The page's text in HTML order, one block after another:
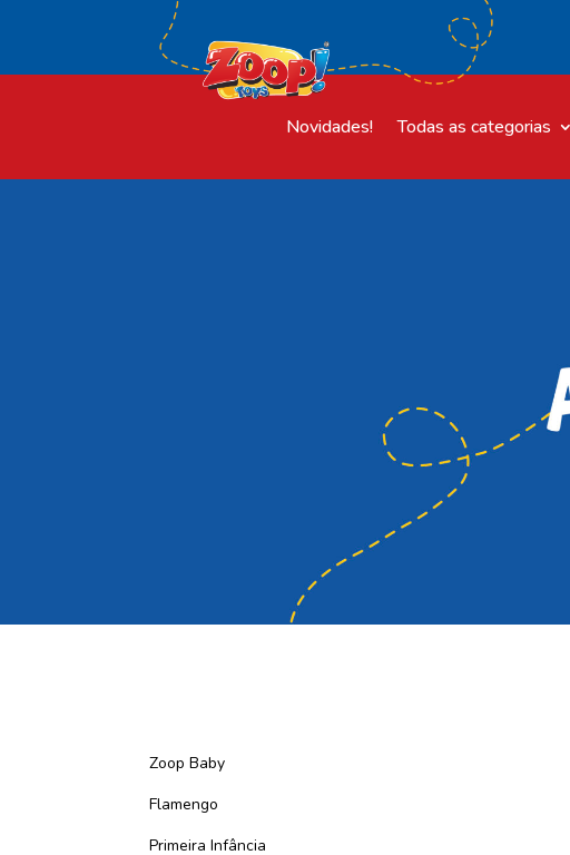
Novidades! Todas as categorias
Zoop Baby
Flamengo
Primeira Infância